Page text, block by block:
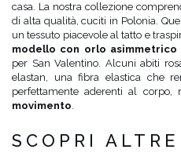
casa. La nostra collezione
di alta qualità, cuciti in Polonia.
un tessuto piacevole al tatto e
modello con orlo asimmetrico
per San Valentino. Alcuni abiti
elastan, una fibra elastica che
perfettamente aderenti al
movimento.
SCOPRI